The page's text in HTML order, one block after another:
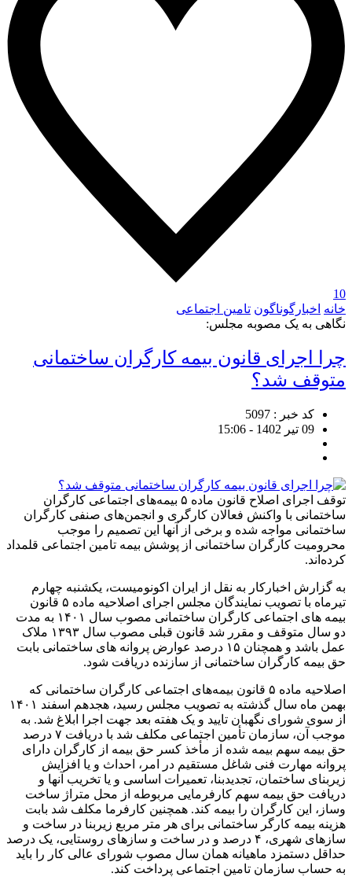
10
خانه اخبارگوناگون تامین اجتماعی
نگاهی به یک مصوبه مجلس:
چرا اجرای قانون بیمه کارگران ساختمانی
متوقف شد؟
کد خبر : 5097
09 تیر 1402 - 15:06
توقف اجرای اصلاح قانون ماده ۵ بیمه‌های اجتماعی کارگران
ساختمانی با واکنش فعالان کارگری و انجمن‌های صنفی کارگران
ساختمانی مواجه شده و برخی از آنها این تصمیم را موجب
محرومیت کارگران ساختمانی از پوشش بیمه تامین اجتماعی قلمداد
کرده‌اند.
به گزارش اخبارکار به نقل از ایران اکونومیست، یکشنبه چهارم
تیرماه با تصویب نمایندگان مجلس اجرای اصلاحیه ماده ۵ قانون
بیمه های اجتماعی کارگران ساختمانی مصوب سال ۱۴۰۱ به مدت
دو سال متوقف و مقرر شد قانون قبلی مصوب سال ۱۳۹۳ ملاک
عمل باشد و همچنان ۱۵ درصد عوارض پروانه های ساختمانی بابت
حق بیمه کارگران ساختمانی از سازنده دریافت شود.
اصلاحیه ماده ۵ قانون بیمه‌های اجتماعی کارگران ساختمانی که
بهمن ماه سال گذشته به تصویب مجلس رسید، هجدهم اسفند ۱۴۰۱
از سوی شورای نگهبان تایید و یک هفته بعد جهت اجرا ابلاغ شد. به
موجب آن، سازمان تأمین اجتماعی مکلف شد با دریافت ۷ درصد
حق بیمه سهم بیمه شده از مأخذ کسر حق بیمه از کارگران دارای
پروانه مهارت فنی شاغل مستقیم در امر، احداث و یا افزایش
زیربنای ساختمان، تجدیدبنا، تعمیرات اساسی و یا تخریب آنها و
دریافت حق بیمه سهم کارفرمایی مربوطه از محل متراژ ساخت‌
وساز، این کارگران را بیمه کند. همچنین کارفرما مکلف شد بابت
هزینه بیمه کارگر ساختمانی برای هر متر مربع زیربنا در ساخت و
سازهای شهری، ۴ درصد و در ساخت و سازهای روستایی،‌ یک درصد
حداقل دستمزد ماهیانه همان سال مصوب شورای عالی کار را باید
به حساب سازمان تامین اجتماعی پرداخت کند.